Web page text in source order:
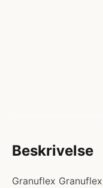
Beskrivelse
Granuflex